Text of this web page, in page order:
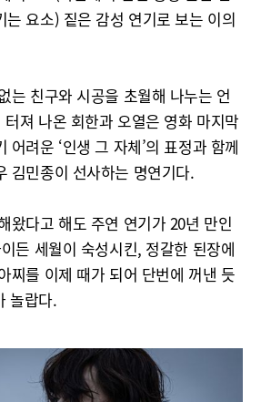
는 요소) 짙은 감성 연기로 보는 이의
는 친구와 시공을 초월해 나누는 언
져 나온 회한과 오열은 영화 마지막
어려운 ‘인생 그 자체’의 표정과 함께
김민종이 선사하는 명연기다.
왔다고 해도 주연 연기가 20년 만인
든 세월이 숙성시킨, 정갈한 된장에
찌를 이제 때가 되어 단번에 꺼낸 듯
놀랍다.